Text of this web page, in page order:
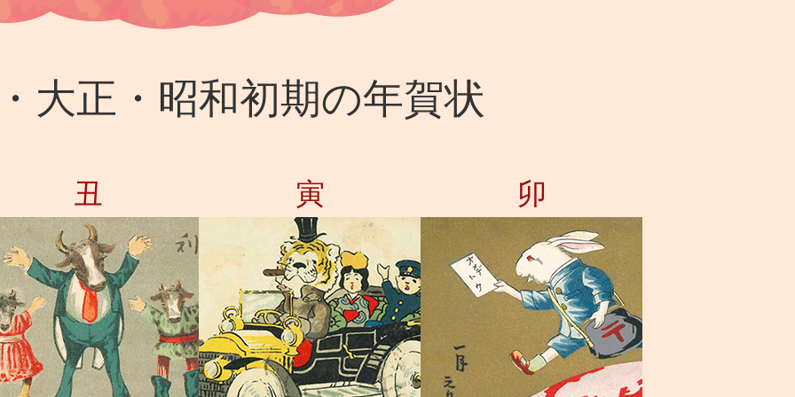
大正・昭和初期の年賀状
丑 寅 卯